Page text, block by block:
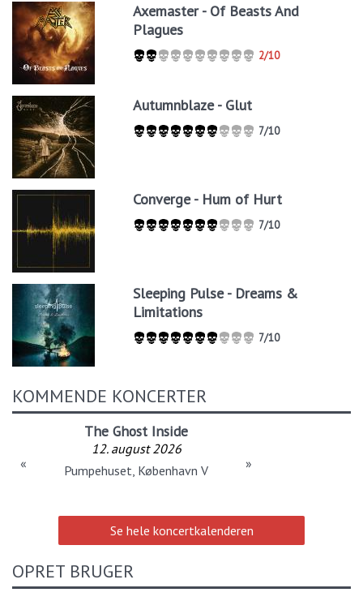
Axemaster - Of Beasts And
Plagues
2/10
Autumnblaze - Glut
7/10
Converge - Hum of Hurt
7/10
Sleeping Pulse - Dreams &
Limitations
7/10
KOMMENDE KONCERTER
The Ghost Inside
12. august 2026
Pumpehuset, København V
« »
Se hele koncertkalenderen
OPRET BRUGER